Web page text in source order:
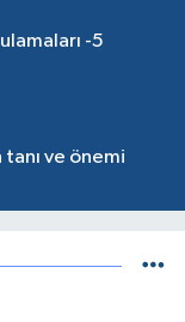
-5
ve önemi